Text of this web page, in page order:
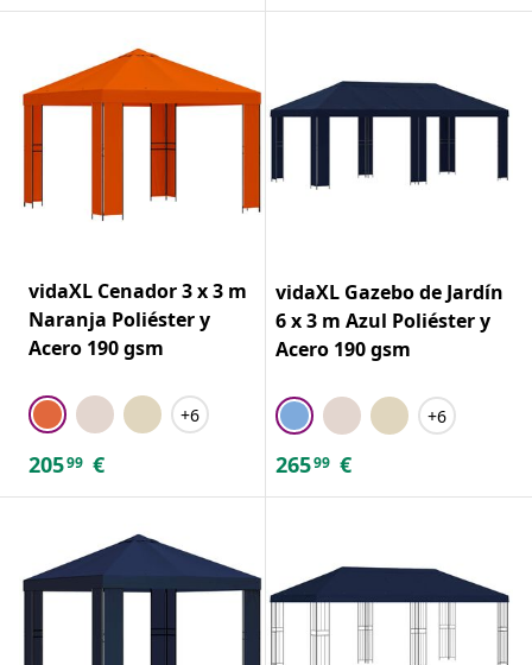
vidaXL Cenador 3 x 3 m
Naranja Poliéster y
Acero 190 gsm
+6
20599 €
vidaXL Gazebo de Jardín
6 x 3 m Azul Poliéster y
Acero 190 gsm
+6
26599 €